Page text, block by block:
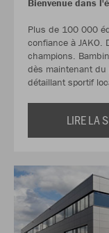
Bienvenue dans
Plus de 100 000
confiance à JAKO.
champions.
dès maintenant
détaillant sportif
LIRE LA